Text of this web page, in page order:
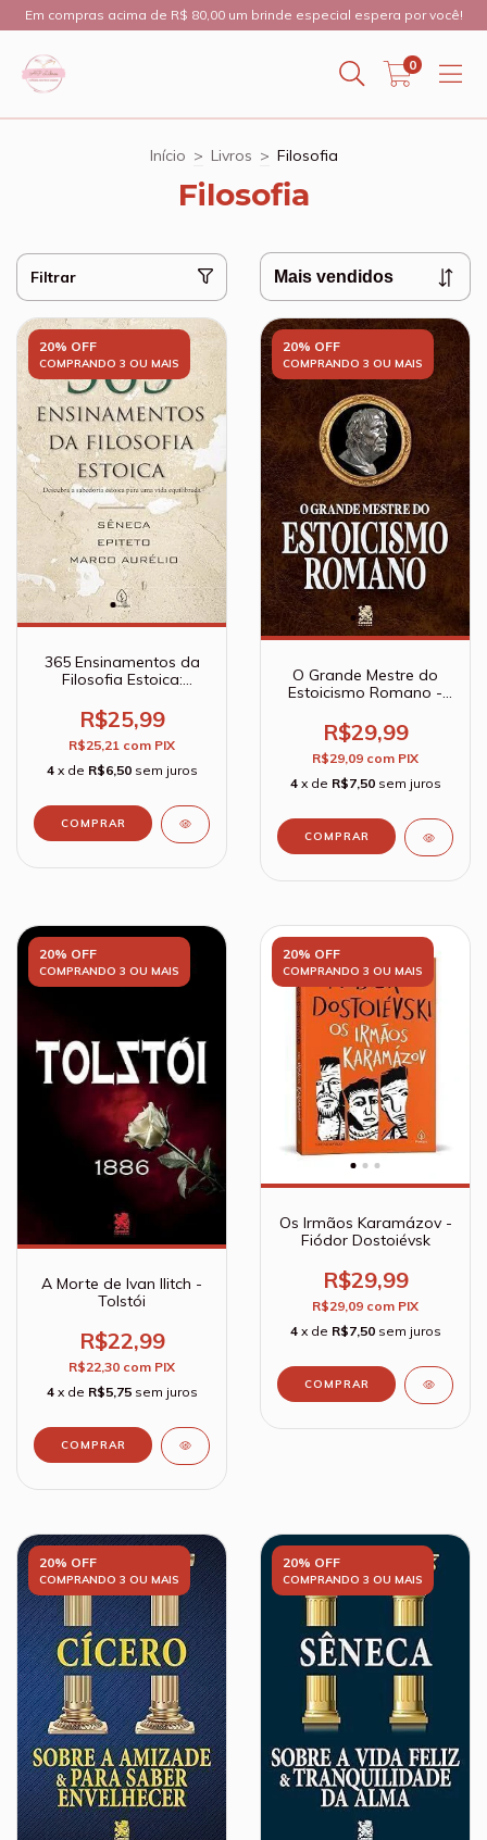
Em compras acima de R$ 80,00 um brinde especial espera por você!
0
Início > Livros > Filosofia
Filosofia
Filtrar
20% OFF
COMPRANDO 3 OU MAIS
365 Ensinamentos da
Filosofia Estoica:
estoica para uma vida
equilibrada - Sêneca;
Epiteto
R$25,99
R$25,21 com PIX
4 x de R$6,50 sem juros
20% OFF
COMPRANDO 3 OU MAIS
O Grande Mestre do
Estoicismo Romano -
R$29,99
R$29,09 com PIX
4 x de R$7,50 sem juros
20% OFF
COMPRANDO 3 OU MAIS
A Morte de Ivan Ilitch -
Tolstói
R$22,99
R$22,30 com PIX
4 x de R$5,75 sem juros
20% OFF
COMPRANDO 3 OU MAIS
Os Irmãos Karamázov -
Fiódor Dostoiévsk
R$29,99
R$29,09 com PIX
4 x de R$7,50 sem juros
20% OFF
COMPRANDO 3 OU MAIS
20% OFF
COMPRANDO 3 OU MAIS